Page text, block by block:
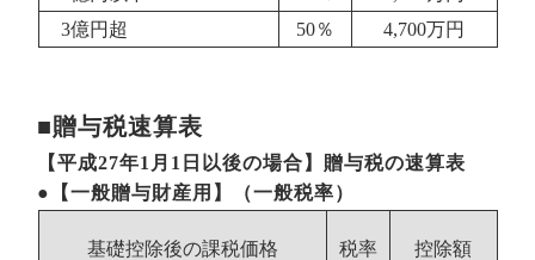
3億円超
50％ 4,700万円
■贈与税速算表
【平成27年1月1日以後の場合】贈与税の速算表
●【一般贈与財産用】（一般税率）
基礎控除後の課税価格 税率 控除額